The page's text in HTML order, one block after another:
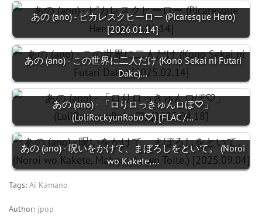
あの (ano) - ピカレスクヒーロー (Picaresque Hero)
[2026.01.14]
あの (ano) - この世界に二人だけ (Kono Sekai ni Futari
Dake)…
あの (ano) - 「ロりロっきゅんロぼ♡」
(LoliRockyunRobo♡) [FLAC /…
あの (ano) - 呪いをかけて、まぼろしをといて。 (Noroi
wo Kakete,…
Tags: Ai Kamano
Author: jpop